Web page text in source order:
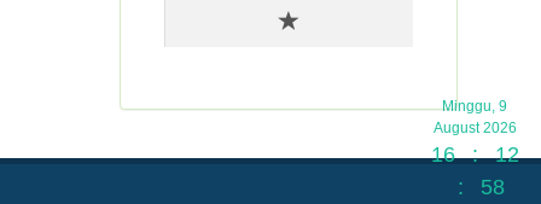
Minggu, 9
August 2026
16 :
12
:
59